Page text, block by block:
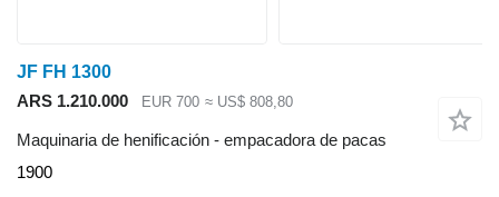
JF FH 1300
ARS 1.210.000
EUR 700 ≈ US$ 808,80
Maquinaria de henificación - empacadora de pacas
1900